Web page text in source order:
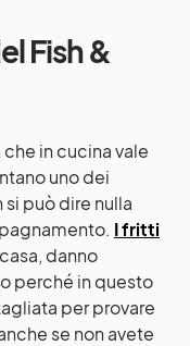
Fish &
in cucina vale
uno dei
può dire nulla
I fritti
danno
perché in questo
per provare
se non avete